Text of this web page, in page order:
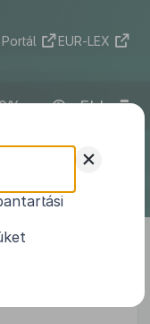
EUR-LEX
ELI
+